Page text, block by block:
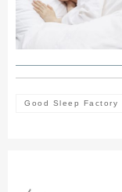
Good Sleep Factory